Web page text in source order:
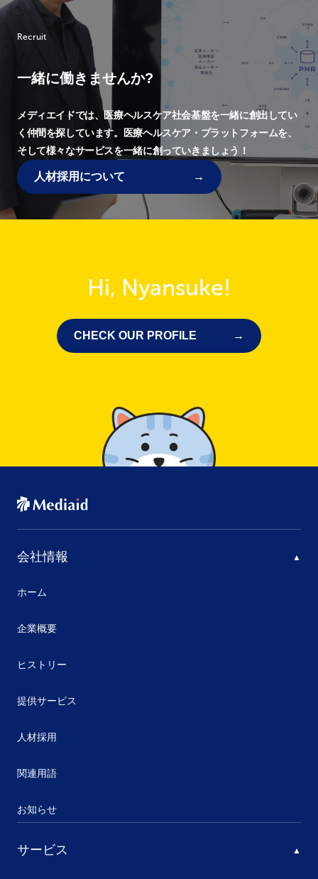
Recruit
一緒に働きませんか?
メディエイドでは、医療ヘルスケア社会基盤を一緒に創出してい
く仲間を探しています。
医療ヘルスケア・プラットフォームを、
そして様々なサービスを一緒に創っていきましょう！
人材採用について
Hi, Nyansuke!
CHECK OUR PROFILE
会社情報
ホーム
企業概要
ヒストリー
提供サービス
人材採用
関連用語
お知らせ
サービス